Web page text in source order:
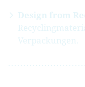
Design from
Verpackungen.